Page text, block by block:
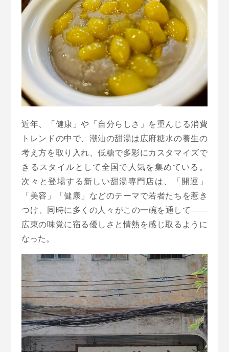
近年、「健康」や「自分らしさ」を重んじる消費
トレンドの中で、潮汕の甜湯は広府糖水の養生の
考え方を取り入れ、低糖で多彩にカスタマイズで
きるスタイルとして全国で人気を集めている。
次々と登場する新しい甜湯専門店は、「開運」
「美容」「健康」などのテーマで若者たちを惹き
つけ、同時に多くの人々がこの一碗を通して——
広東の味覚に宿る優しさと情熱を感じ取るように
なった。